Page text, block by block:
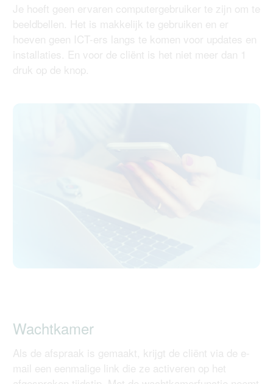
Je hoeft geen ervaren computergebruiker te zijn om te
beeldbellen. Het is makkelijk te gebruiken en er
hoeven geen ICT-ers langs te komen voor updates en
installaties. En voor de cliënt is het niet meer dan 1
druk op de knop.
Wachtkamer
Als de afspraak is gemaakt, krijgt de cliënt via de e-
mail een eenmalige link die ze activeren op het